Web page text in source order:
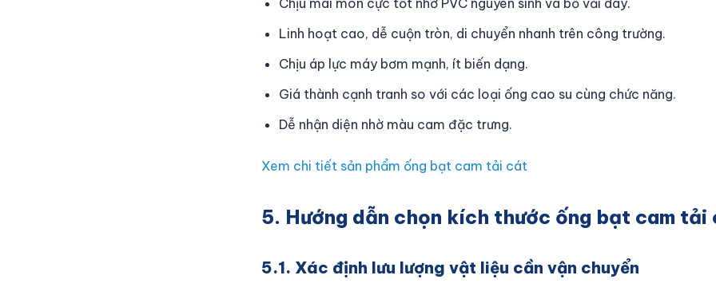
Linh hoạt cao, dễ cuộn tròn, di chuyển nhanh trên công trường.
Chịu áp lực máy bơm mạnh, ít biến dạng.
Giá thành cạnh tranh so với các loại ống cao su cùng chức năng.
Dễ nhận diện nhờ màu cam đặc trưng.
Xem chi tiết sản phẩm ống bạt cam tải cát
5. Hướng dẫn chọn kích thước ống bạt cam tải
5.1. Xác định lưu lượng vật liệu cần vận chuyển